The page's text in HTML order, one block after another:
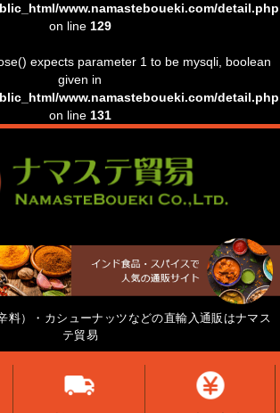
www.namasteboueki.com/detail.php
on line 129
expects parameter 1 to be mysqli, boolean
given in
www.namasteboueki.com/detail.php
on line 131
料）・カシューナッツなどの直輸入通販はナマス
テ貿易